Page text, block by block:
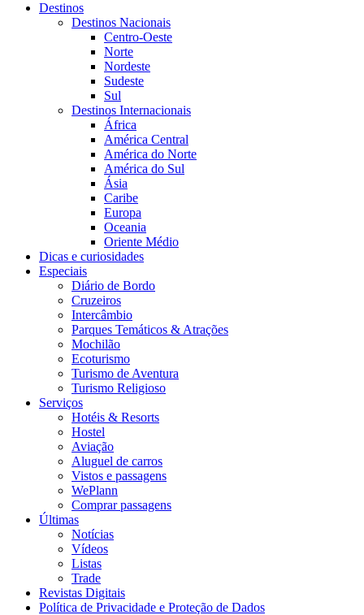
Destinos
Destinos Nacionais
Centro-Oeste
Norte
Nordeste
Sudeste
Sul
Destinos Internacionais
África
América Central
América do Norte
América do Sul
Ásia
Caribe
Europa
Oceania
Oriente Médio
Dicas e curiosidades
Especiais
Diário de Bordo
Cruzeiros
Intercâmbio
Parques Temáticos & Atrações
Mochilão
Ecoturismo
Turismo de Aventura
Turismo Religioso
Serviços
Hotéis & Resorts
Hostel
Aviação
Aluguel de carros
Vistos e passagens
WePlann
Comprar passagens
Últimas
Notícias
Vídeos
Listas
Trade
Revistas Digitais
Política de Privacidade e Proteção de Dados